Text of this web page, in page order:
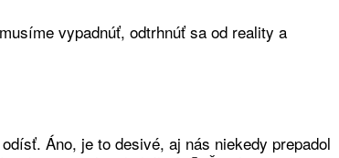
vypadnúť, odtrhnúť sa od reality a
Áno, je to desivé, aj nás niekedy prepadol